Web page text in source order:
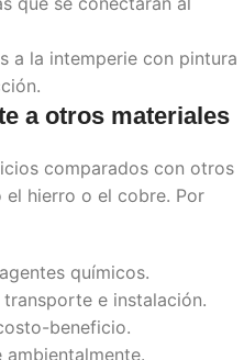
a la intemperie con pintura
a otros materiales
comparados con otros
hierro o el cobre. Por
químicos.
e instalación.
beneficio.